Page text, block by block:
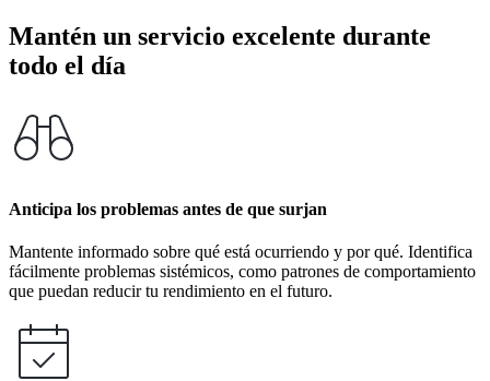
Mantén un servicio excelente durante
todo el día
Anticipa los problemas antes de que surjan
Mantente informado sobre qué está ocurriendo y por qué. Identifica
fácilmente problemas sistémicos, como patrones de comportamiento
que puedan reducir tu rendimiento en el futuro.